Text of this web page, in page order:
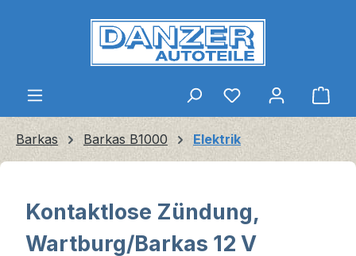
Zum Hauptinhalt springen
Barkas Barkas B1000 Elektrik
Kontaktlose Zündung,
Wartburg/Barkas 12 V